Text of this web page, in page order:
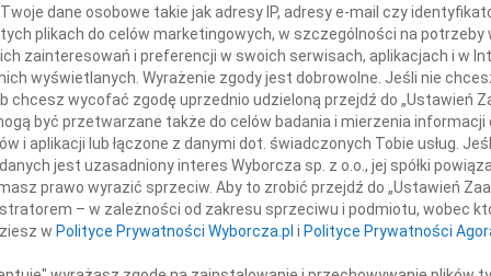
mojej drogiej Synowej
Monice Dobrek
INNE
Z
Z
dane osobowe takie jak adresy IP, adresy e-mail czy
plikach do celów marketingowych, w szczególności na potrzeby
zainteresowań i preferencji w swoich serwisach, aplikacjach i w
wyświetlanych. Wyrażenie zgody jest dobrowolne. Jeśli nie
chcesz wycofać zgodę uprzednio udzieloną przejdź do „Ustawień
być przetwarzane także do celów badania i mierzenia
i aplikacji lub łączone z danymi dot. świadczonych Tobie usług.
jest uzasadniony interes Wyborcza sp. z o.o., jej spółki
prawo wyrazić sprzeciw. Aby to zrobić przejdź do „Ustawień
– w zależności od zakresu sprzeciwu i podmiotu, wobec
w Polityce Prywatności Wyborcza.pl i Polityce Prywatności